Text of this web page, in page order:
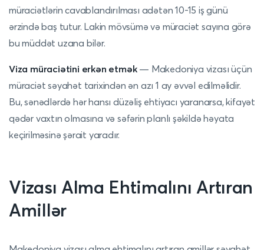
müraciətlərin cavablandırılması adətən 10-15 iş günü
ərzində baş tutur. Lakin mövsümə və müraciət sayına görə
bu müddət uzana bilər.
Viza müraciətini erkən etmək — Makedoniya vizası üçün
müraciət səyahət tarixindən ən azı 1 ay əvvəl edilməlidir.
Bu, sənədlərdə hər hansı düzəliş ehtiyacı yaranarsa, kifayət
qədər vaxtın olmasına və səfərin planlı şəkildə həyata
keçirilməsinə şərait yaradır.
Vizası Alma Ehtimalını Artıran
Amillər